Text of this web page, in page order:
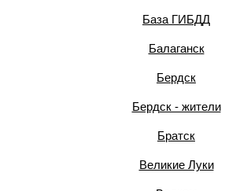
База ГИБДД
Балаганск
Бердск
Бердск - жители
Братск
Великие Луки